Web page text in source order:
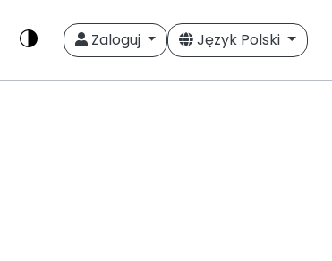
Zaloguj Język Polski